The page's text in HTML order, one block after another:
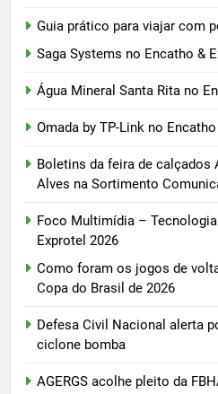
Guia prático para viajar com
Saga Systems no Encatho &
Água Mineral Santa Rita no
Omada by TP-Link no
Boletins da feira de calçados
Alves na Sortimento
Foco Multimídia –
Exprotel 2026
Como foram os jogos de
Copa do Brasil de 2026
Defesa Civil Nacional alerta
ciclone bomba
AGERGS acolhe pleito da